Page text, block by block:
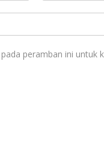
peramban ini untuk